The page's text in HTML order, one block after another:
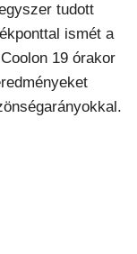
tudott
ismét a
19 órakor